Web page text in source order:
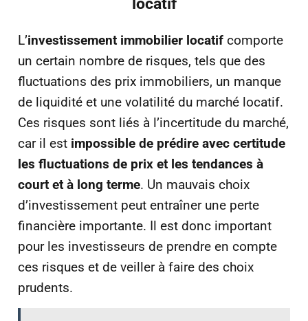
L’investissement immobilier locatif comporte
un certain nombre de risques, tels que des
fluctuations des prix immobiliers, un manque
de liquidité et une volatilité du marché locatif.
Ces risques sont liés à l’incertitude du marché,
car il est impossible de prédire avec certitude
les fluctuations de prix et les tendances à
court et à long terme. Un mauvais choix
d’investissement peut entraîner une perte
financière importante. Il est donc important
pour les investisseurs de prendre en compte
ces risques et de veiller à faire des choix
prudents.